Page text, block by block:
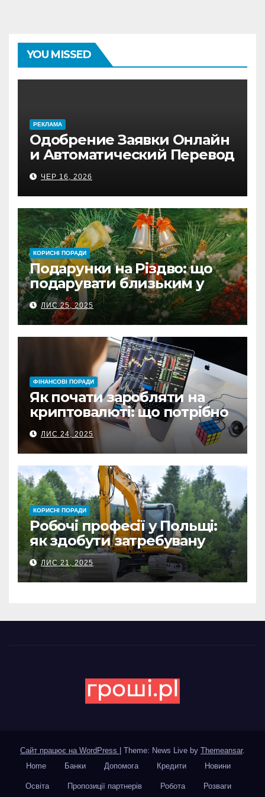
YOU MISSED
PЕКЛАМА
Одобрение Заявки Онлайн
и Автоматический Перевод
на Банковский Счёт.
Проверь
ЧЕР 16, 2026
КОРИСНІ ПОРАДИ
Подарунки на Різдво: що
подарувати близьким у
Польщі
ЛИС 25, 2025
ФІНАНСОВІ ПОРАДИ
Як почати заробляти на
криптовалюті: що потрібно
знати перед першою
інвестицією
ЛИС 24, 2025
КОРИСНІ ПОРАДИ
Робочі професії у Польщі:
як здобути затребувану
спеціальність та заробляти
гідні гроші
ЛИС 21, 2025
Сайт працює на WordPress | Theme: News Live by Themeansar.
Home
Банки Допомога Кредити Новини
Освіта Пропозиції партнерів Робота Розваги